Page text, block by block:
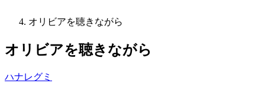
オリビアを聴きながら
オリビアを聴きながら
ハナレグミ